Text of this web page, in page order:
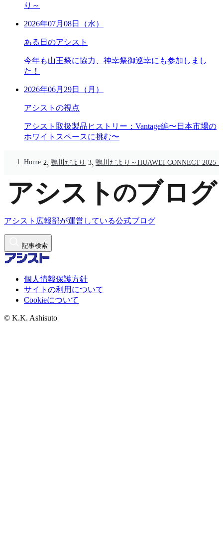
り～
2026年07月08日（水）
ある日のアシスト
今年も山王祭に協力、神幸祭御巡幸にも参加しまし
た！
2026年06月29日（月）
アシストの視点
アシスト取扱製品ヒストリー：Vantage編〜日本市場の
ホワイトスペースに挑む〜
Home 鴨川だより 鴨川だより～HUAWEI CONNECT 2025
アシスト広報部が運営している公式ブログ
記事検索
個人情報保護方針
サイトの利用について
Cookieについて
© K.K. Ashisuto